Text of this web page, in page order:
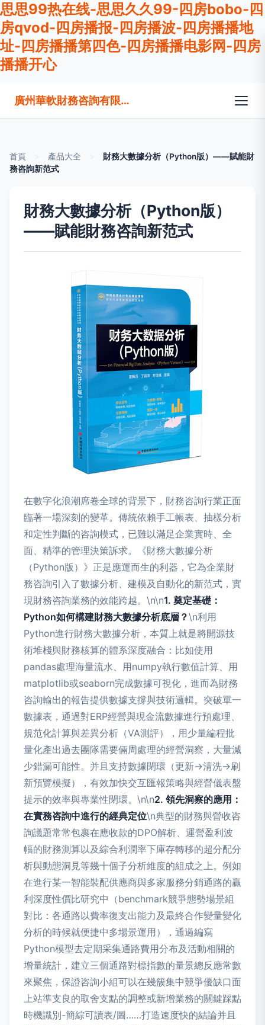
思思99热在线-思思久久99-四房bobo-四
房qvod-四房播报-四房播波-四房播播地
址-四房播播第四色-四房播播电影网-四房
播播开心
廣州華軟財務咨詢有限公司
首頁 產品大全
財務大數據分析（Python版）——賦能財
務咨詢新范式
財務大數據分析（Python版）
——賦能財務咨詢新范式
在數字化浪潮席卷全球的背景下，財務咨詢行業正面
臨著一場深刻的變革。傳統依賴手工帳表、抽樣分析
和定性判斷的咨詢模式，已難以滿足企業實時、全
面、精準的管理決策訴求。《財務大數據分析
（Python版）》正是應運而生的利器，它為企業財
務咨詢引入了數據分析、建模及自動化的新范式，實
現財務咨詢業務的效能跨越。\n\n1. 奠定基礎：
Python如何構建財務大數據分析底層？\n利用
Python進行財務大數據分析，本質上就是將開源技
術堆棧與財務核算的體系深度融合：比如使用
pandas處理海量流水、用numpy執行數值計算、用
matplotlib或seaborn完成數據可視化，進而為財務
咨詢輸出的報告提供數據支撐與技術邏輯。突破單一
數據表，通過對ERP經營與現金流數據進行預處理、
規范化計算與差異分析（VA測評），用少量編程批
量化產出過去團隊需要倆周處理的經營洞察，大量減
少錯漏可能性。并且支持數據閉環（更新→清洗→刷
新預覽模擬），有效加快交互匯報策略與經營儀表盤
提示的效率與專業性閉環。\n\n2. 領先洞察的應用：
在實務咨詢中進行的經典定位\n典型的財務與營收咨
詢議題常常包裹在應收款的DPO解析、運營盈利波
幅的財務測算以及綜合利潤率下庫存轉移的超分配分
析與動態洞見等幾十個子分析維度的組成之上。例如
在進行某一智能裝配供應商與多家服務分銷通路的贏
利深度性價比研究中（benchmark競爭態勢場景組
對比：各通路以費率復支出能力及最終合作變量變化
分析的時候就便捷中多場景運用），通過編寫
Python模型去定期采集通路費用分布及活動相關的
增量統計，建立三個通路對標指數的量景總反應常數
來聚焦，保證咨詢小組可以在幾簇集中競爭優缺口面
上站準支良的取舍支點的調整或新增業務的關鍵踩點
時機識別-簡綜可讀表/圖……打造速度快的結論并且